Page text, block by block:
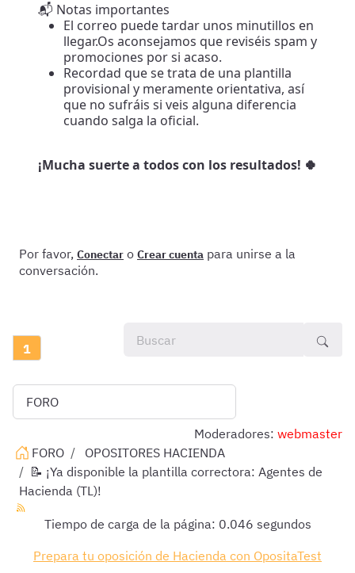
📬 Notas importantes
El correo puede tardar unos minutillos en
llegar.Os aconsejamos que reviséis spam y
promociones por si acaso.
Recordad que se trata de una plantilla
provisional y meramente orientativa, así
que no sufráis si veis alguna diferencia
cuando salga la oficial.
¡Mucha suerte a todos con los resultados! 🍀
Por favor, Conectar o Crear cuenta para unirse a la
conversación.
1
Moderadores: webmaster
FORO
OPOSITORES HACIENDA
📝 ¡Ya disponible la plantilla correctora: Agentes de
Hacienda (TL)!
Tiempo de carga de la página: 0.046 segundos
Prepara tu oposición de Hacienda con OpositaTest